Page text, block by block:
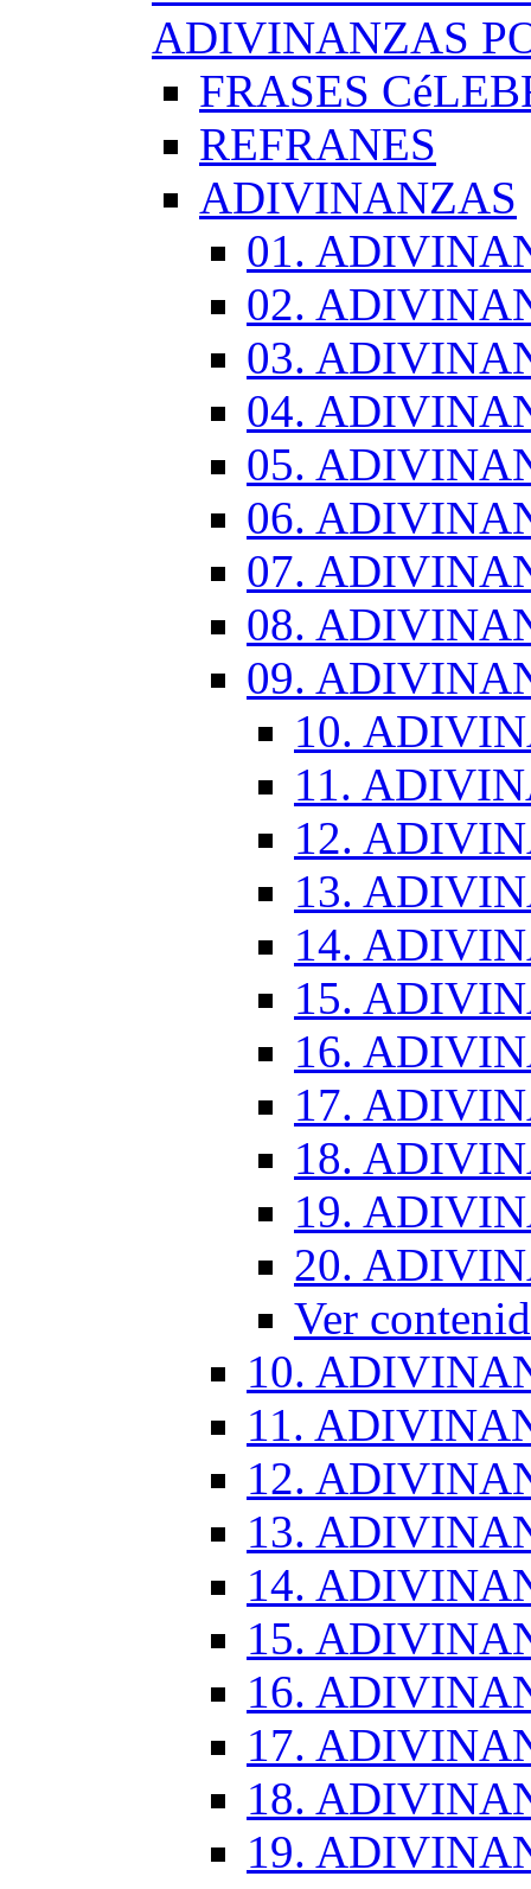
ADIVINANZAS
FRASES
REFRANES
ADIVINANZAS
01.
02.
03.
04.
05.
06.
07.
08.
09.
10.
11.
12.
13.
14.
15.
16.
17.
18.
19.
20.
Ver
10.
11.
12.
13.
14.
15.
16.
17.
18.
19.